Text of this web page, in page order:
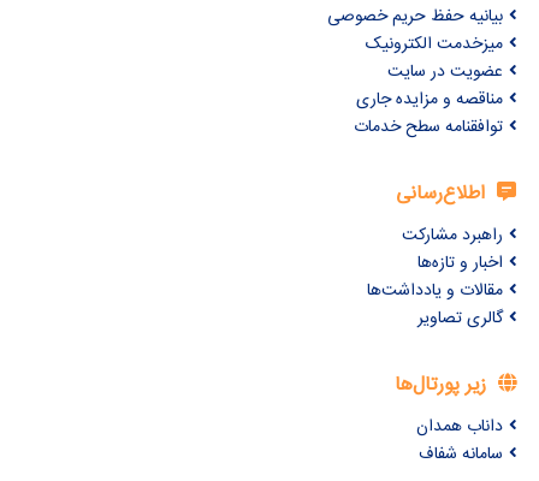
بیانیه حفظ حریم خصوصی
میزخدمت الکترونیک
عضویت در سایت
مناقصه و مزایده جاری
توافقنامه سطح خدمات
اطلاع‌رسانی
راهبرد مشارکت
اخبار و تازه‌ها
مقالات و یادداشت‌ها
گالری تصاویر
زیر پورتال‌ها
داناب همدان
سامانه شفاف